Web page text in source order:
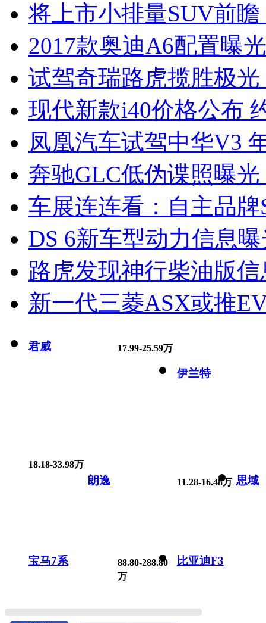
将上市小排量SUV前
2017款奥迪A6配置曝
试驾奇瑞路虎揽胜极
现代新款i40价格公布
凤凰汽车试驾中华V3
奔驰GLC低伪谍照曝
车展连连看：自主品牌
DS 6新车型动力信息
路虎发现神行柴油版
新一代三菱ASX或推
君威 17.99-25.59万
伊兰特
18.18-33.98万
朗逸 11.28-16.48万 思域
宝马7系
88.80-288.80
万
比亚迪F3